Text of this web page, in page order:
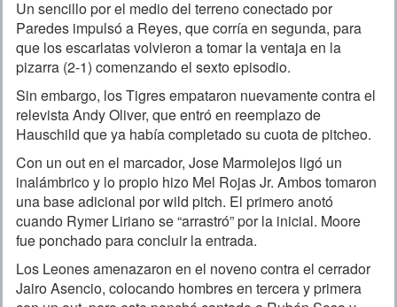
Un sencillo por el medio del terreno conectado por
Paredes impulsó a Reyes, que corría en segunda, para
que los escarlatas volvieron a tomar la ventaja en la
pizarra (2-1) comenzando el sexto episodio.
Sin embargo, los Tigres empataron nuevamente contra el
relevista Andy Oliver, que entró en reemplazo de
Hauschild que ya había completado su cuota de pitcheo.
Con un out en el marcador, Jose Marmolejos ligó un
inalámbrico y lo propio hizo Mel Rojas Jr. Ambos tomaron
una base adicional por wild pitch. El primero anotó
cuando Rymer Liriano se “arrastró” por la inicial. Moore
fue ponchado para concluir la entrada.
Los Leones amenazaron en el noveno contra el cerrador
Jairo Asencio, colocando hombres en tercera y primera